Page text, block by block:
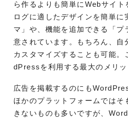
ら作るよりも簡単にWebサイト
ログに適したデザインを簡単に
マ」や、機能を追加できる「プ
意されています。もちろん、自
カスタマイズすることも可能。
dPressを利用する最大のメリッ
広告を掲載するのにも
ほかのプラットフォームではそ
きないものも多いですが、